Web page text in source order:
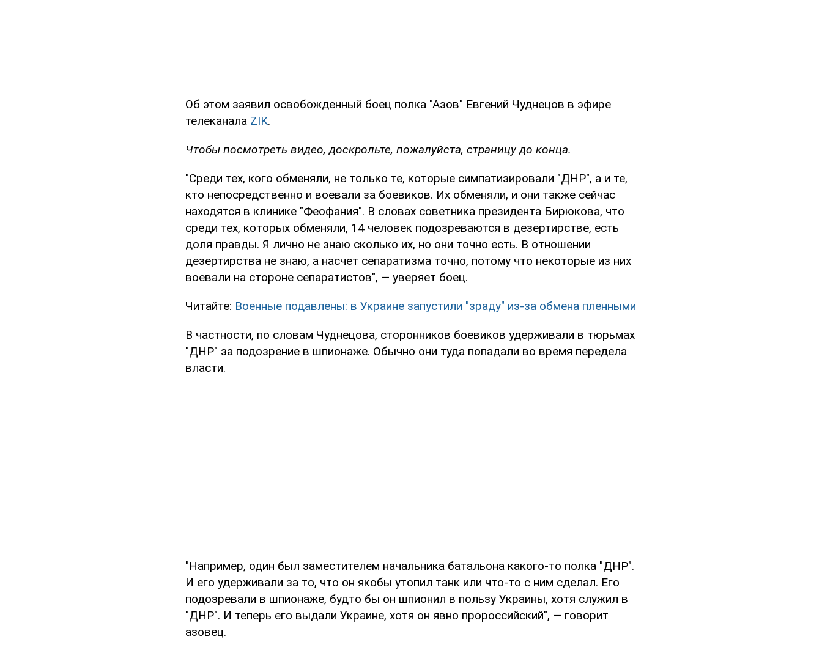
Об этом заявил освобожденный боец полка "Азов" Евгений Чуднецов в эфире
телеканала ZIK.
Чтобы посмотреть видео, доскрольте, пожалуйста, страницу до конца.
"Среди тех, кого обменяли, не только те, которые симпатизировали "ДНР", а и те,
кто непосредственно и воевали за боевиков. Их обменяли, и они также сейчас
находятся в клинике "Феофания". В словах советника президента Бирюкова, что
среди тех, которых обменяли, 14 человек подозреваются в дезертирстве, есть
доля правды. Я лично не знаю сколько их, но они точно есть. В отношении
дезертирства не знаю, а насчет сепаратизма точно, потому что некоторые из них
воевали на стороне сепаратистов", — уверяет боец.
Читайте: Военные подавлены: в Украине запустили "зраду" из-за обмена пленными
В частности, по словам Чуднецова, сторонников боевиков удерживали в тюрьмах
"ДНР" за подозрение в шпионаже. Обычно они туда попадали во время передела
власти.
"Например, один был заместителем начальника батальона какого-то полка "ДНР".
И его удерживали за то, что он якобы утопил танк или что-то с ним сделал. Его
подозревали в шпионаже, будто бы он шпионил в пользу Украины, хотя служил в
"ДНР". И теперь его выдали Украине, хотя он явно пророссийский", — говорит
азовец.